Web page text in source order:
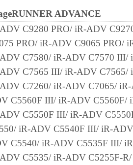
キヤノン、キヤノンのライセ
キヤノンの関連会社、それら
いずれも、「本ソフトウェア
定の目的への適合性の保証を
たると黙示たるとを問わず一
、キヤノンのライセンサー、
の関連会社、それらの販売代
、「本ソフトウェア」の使用
かなる損害（逸失利益および
な損害を含むがこれらに限定
ADVANCE
C9280 PRO/ iR-ADV
PRO/ iR-ADV C9065 PRO/
C7580/ iR-ADV C7570 III/
C7565 III/ iR-ADV C7565/
C7260/ iR-ADV C7065/
C5560F III/ iR-ADV C5560F/
C5550F III/ iR-ADV
iR-ADV C5540F III/ iR-
C5540/ iR-ADV C5535F III/
C5535/ iR-ADV C5255F-